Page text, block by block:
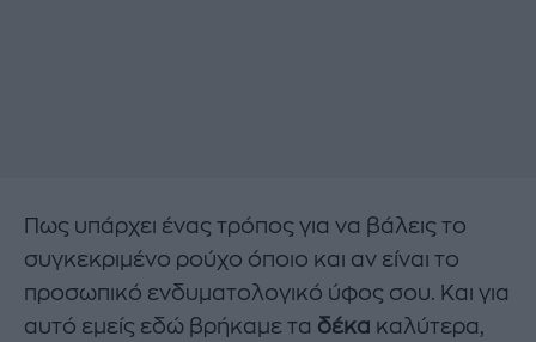
Πως υπάρχει ένας τρόπος για να βάλεις το
συγκεκριμένο ρούχο όποιο και αν είναι το
προσωπικό ενδυματολογικό ύφος σου. Και για
αυτό εμείς εδώ βρήκαμε τα δέκα καλύτερα,